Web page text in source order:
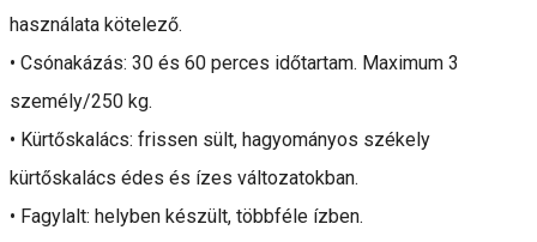
használata kötelező.
• Csónakázás: 30 és 60 perces időtartam. Maximum 3
személy/250 kg.
• Kürtőskalács: frissen sült, hagyományos székely
kürtőskalács édes és ízes változatokban.
• Fagylalt: helyben készült, többféle ízben.